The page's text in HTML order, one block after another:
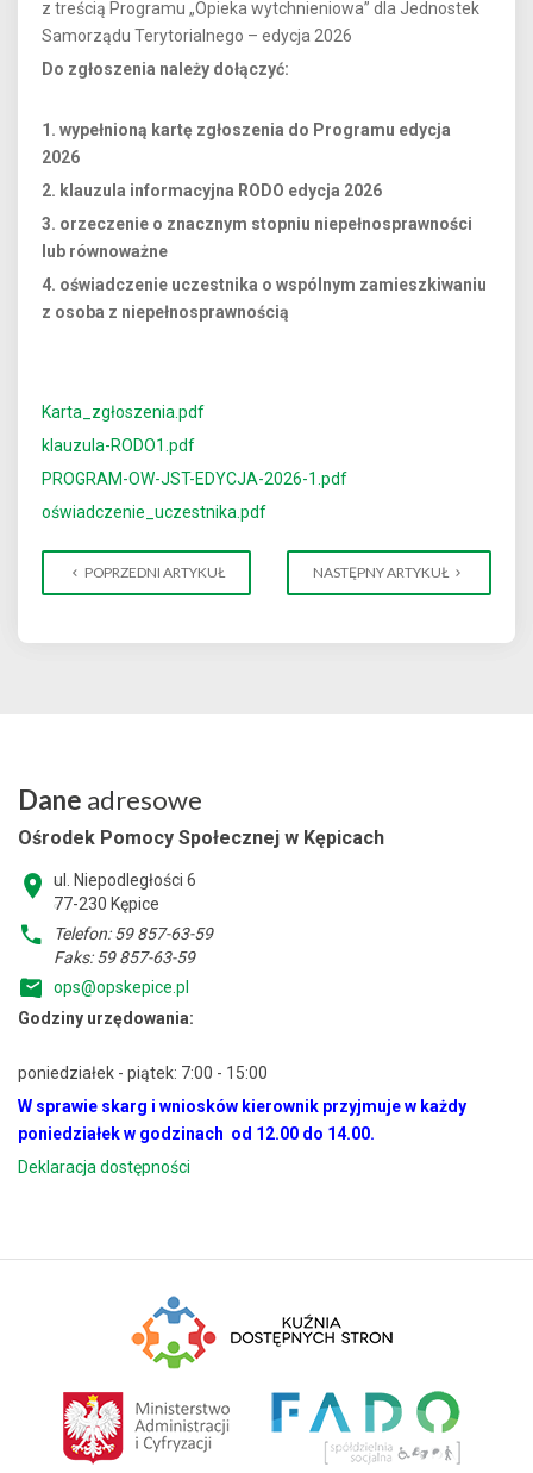
z treścią Programu „Opieka wytchnieniowa” dla Jednostek
Samorządu Terytorialnego – edycja 2026
Do zgłoszenia należy dołączyć:
1. wypełnioną kartę zgłoszenia do Programu edycja
2026
2. klauzula informacyjna RODO edycja 2026
3. orzeczenie o znacznym stopniu niepełnosprawności
lub równoważne
4. oświadczenie uczestnika o wspólnym zamieszkiwaniu
z osoba z niepełnosprawnością
Karta_zgłoszenia.pdf
klauzula-RODO1.pdf
PROGRAM-OW-JST-EDYCJA-2026-1.pdf
oświadczenie_uczestnika.pdf
POPRZEDNI ARTYKUŁ NASTĘPNY ARTYKUŁ
Dane adresowe
Ośrodek Pomocy Społecznej w Kępicach
ul. Niepodległości 6
77-230 Kępice
Telefon: 59 857-63-59
Faks: 59 857-63-59
ops@opskepice.pl
Godziny urzędowania:
poniedziałek - piątek: 7:00 - 15:00
W sprawie skarg i wniosków kierownik przyjmuje w każdy
poniedziałek w godzinach od 12.00 do 14.00.
Deklaracja dostępności